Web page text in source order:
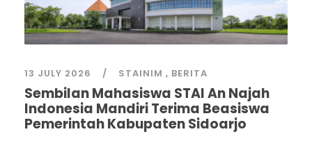
13 JULY 2026 STAINIM , BERITA
Sembilan Mahasiswa STAI An Najah
Indonesia Mandiri Terima Beasiswa
Pemerintah Kabupaten Sidoarjo